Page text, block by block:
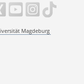
Magdeburg